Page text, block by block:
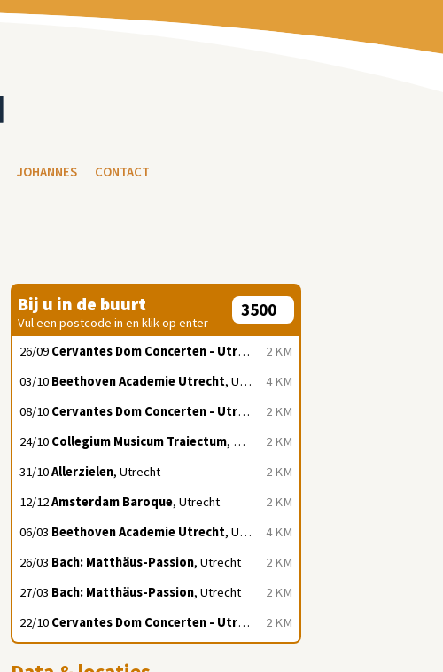
JOHANNES CONTACT
Bij u in de buurt
Vul een postcode in en klik op enter
2 KM
26/09 Cervantes Dom Concerten - Utrecht
, Utrecht
4 KM
03/10 Beethoven Academie Utrecht, Utrecht
2 KM
08/10 Cervantes Dom Concerten - Utrecht
, Utrecht
2 KM
24/10 Collegium Musicum Traiectum, Utrecht
2 KM
31/10Allerzielen, Utrecht
2 KM
12/12Amsterdam Baroque, Utrecht
4 KM
06/03 Beethoven Academie Utrecht, Utrecht
2 KM
26/03 Bach: Matthäus-Passion, Utrecht
2 KM
27/03 Bach: Matthäus-Passion, Utrecht
2 KM
22/10 Cervantes Dom Concerten - Utrecht , Utrecht